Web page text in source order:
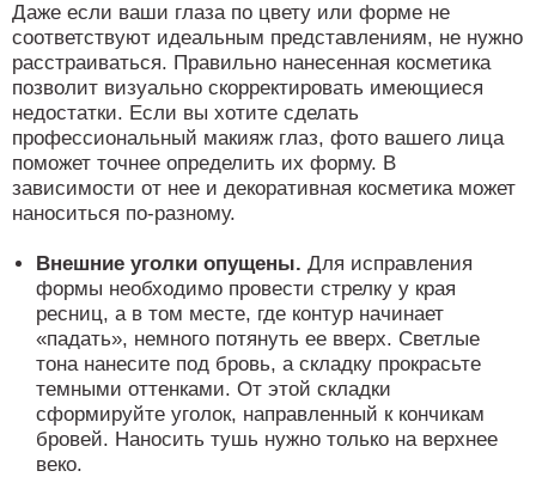
Даже если ваши глаза по цвету или форме не
соответствуют идеальным представлениям, не нужно
расстраиваться. Правильно нанесенная косметика
позволит визуально скорректировать имеющиеся
недостатки. Если вы хотите сделать
профессиональный макияж глаз, фото вашего лица
поможет точнее определить их форму. В
зависимости от нее и декоративная косметика может
наноситься по-разному.
Внешние уголки опущены. Для исправления
формы необходимо провести стрелку у края
ресниц, а в том месте, где контур начинает
«падать», немного потянуть ее вверх. Светлые
тона нанесите под бровь, а складку прокрасьте
темными оттенками. От этой складки
сформируйте уголок, направленный к кончикам
бровей. Наносить тушь нужно только на верхнее
веко.